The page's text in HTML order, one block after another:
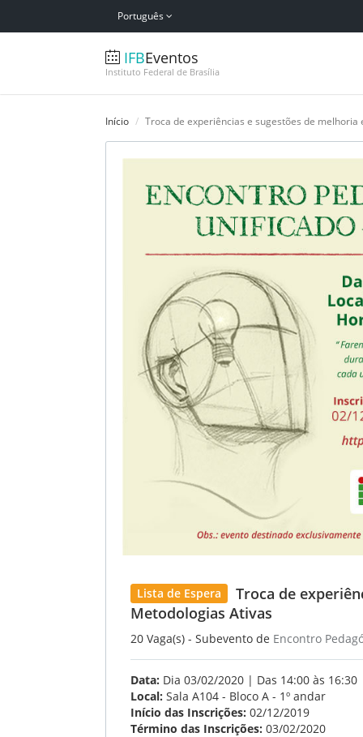
Português
IFBEventos
Instituto Federal de Brasília
Início Troca de experiências e sugestões de
Lista de Espera
Troca de
Metodologias Ativas
20 Vaga(s) - Subevento de Encontro
Data: Dia 03/02/2020 | Das 14:00 às 16:30
Local: Sala A104 - Bloco A - 1º andar
Início das Inscrições: 02/12/2019
Término das Inscrições: 03/02/2020